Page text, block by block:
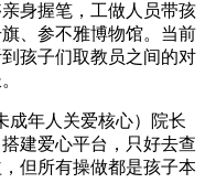
身握笔，工做人员带孩
、参不雅博物馆。当前
孩子们取教员之间的对
年人关爱核心）院长
建爱心平台，只好去查
但所有操做都是孩子本